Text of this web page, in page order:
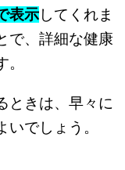
表示してくれま
で、詳細な健康
きは、 早々に
でしょう。